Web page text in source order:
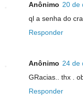
Anônimo 20 de
ql a senha do
Responder
Anônimo 24 de
GRacias.. thx .
Responder